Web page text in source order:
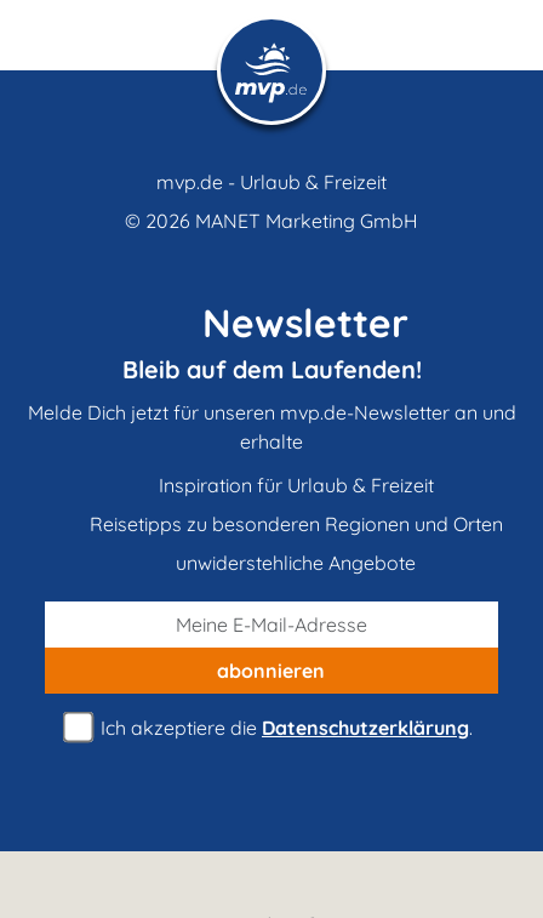
mvp.de - Urlaub & Freizeit
© 2026 MANET Marketing GmbH
Newsletter
Bleib auf dem Laufenden!
Melde Dich jetzt für unseren mvp.de-Newsletter an und
erhalte
Inspiration für Urlaub & Freizeit
Reisetipps zu besonderen Regionen und Orten
unwiderstehliche Angebote
abonnieren
Ich akzeptiere die Datenschutzerklärung.